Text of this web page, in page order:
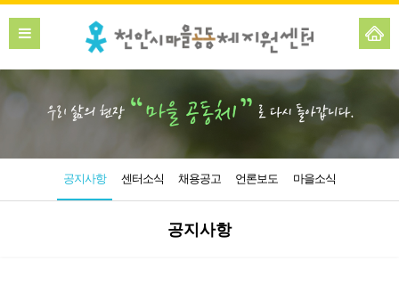
공지사항 센터소식 채용공고 언론보도 마을소식
공지사항